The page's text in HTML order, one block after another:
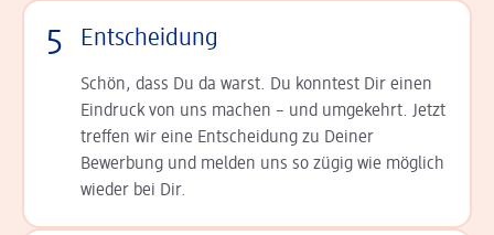
5 Entscheidung
Schön, dass Du da warst. Du konntest Dir einen
Ein­druck von uns machen – und umgekehrt. Jetzt
tref­fen wir eine Entscheidung zu Deiner
Bewerbung und melden uns so zügig wie möglich
wieder bei Dir.